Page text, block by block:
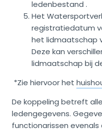
ledenbestand .
Het
registratiedatum
het lidmaatschap
Deze kan
lidmaatschap bij
*Zie hiervoor het
De koppeling betreft
ledengegevens.
functionarissen